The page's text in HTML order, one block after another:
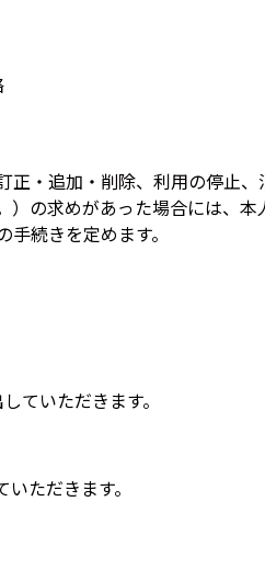
正・追加・削除、利用の停止、
）の求めがあった場合には、本
続きを定めます。
ていただきます。
ただきます。